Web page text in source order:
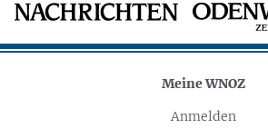
Meine WNOZ
Anmelden